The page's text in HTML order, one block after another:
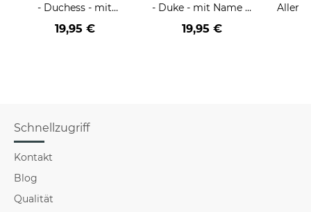
- Duchess - mit
Name & Initiale
19,95 €
- Duke - mit Name &
Initiale
19,95 €
Schnellzugriff
Kontakt
Blog
Qualität